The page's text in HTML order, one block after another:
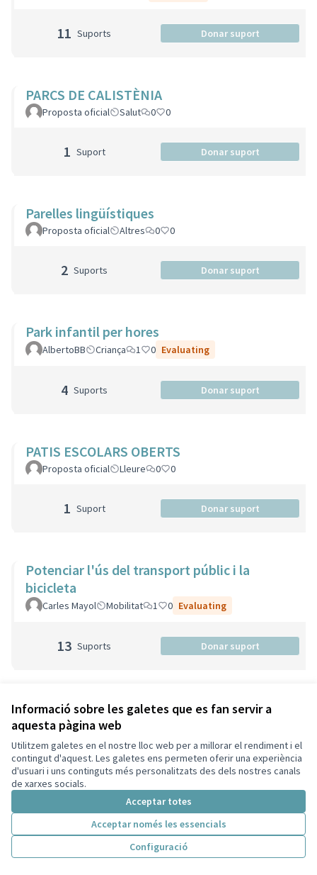
Informació sobre les galetes que es fan servir a
aquesta pàgina web
Utilitzem galetes en el nostre lloc web per a millorar el rendiment i el
contingut d'aquest. Les galetes ens permeten oferir una experiència
d'usuari i uns continguts més personalitzats des dels nostres canals
de xarxes socials.
Acceptar totes
Acceptar només les essencials
Configuració
11 Suports Donar suport
PARCS DE CALISTÈNIA
Proposta oficial Salut 0 0
1 Suport Donar suport
Parelles lingüístiques
Proposta oficial Altres 0 0
2 Suports Donar suport
Park infantil per hores
AlbertoBB Criança 1 0 Evaluating
4 Suports Donar suport
PATIS ESCOLARS OBERTS
Proposta oficial Lleure 0 0
1 Suport Donar suport
Potenciar l'ús del transport públic i la
bicicleta
Carles Mayol Mobilitat 1 0 Evaluating
13 Suports Donar suport
Primaria i Secundaria Musical
Aula de So Altres
4 Suports Donar suport
Professional sanitari a la carta
Salut 1 0